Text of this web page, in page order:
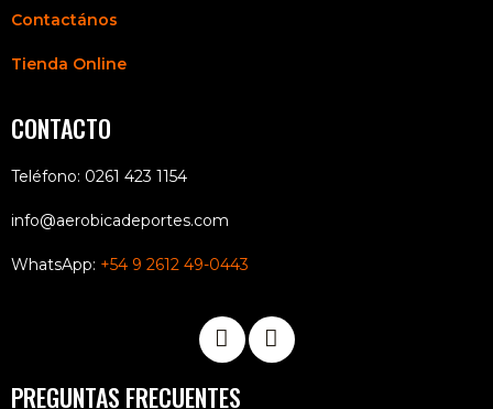
Contactános
Tienda Online
CONTACTO
Teléfono: 0261 423 1154
info@aerobicadeportes.com
WhatsApp: +54 9 2612 49-0443
PREGUNTAS FRECUENTES